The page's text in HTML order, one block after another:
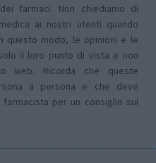
farmaci. Non chiediamo di
ai nostri utenti quando
questo modo, le opinioni e le
il loro punto di vista e non
web. Ricorda che queste
a persona e che deve
per un consiglio sui